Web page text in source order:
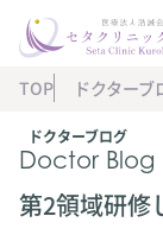
ドクターブログ
Doctor Blog
TOP ドクターブ
第2領域研修